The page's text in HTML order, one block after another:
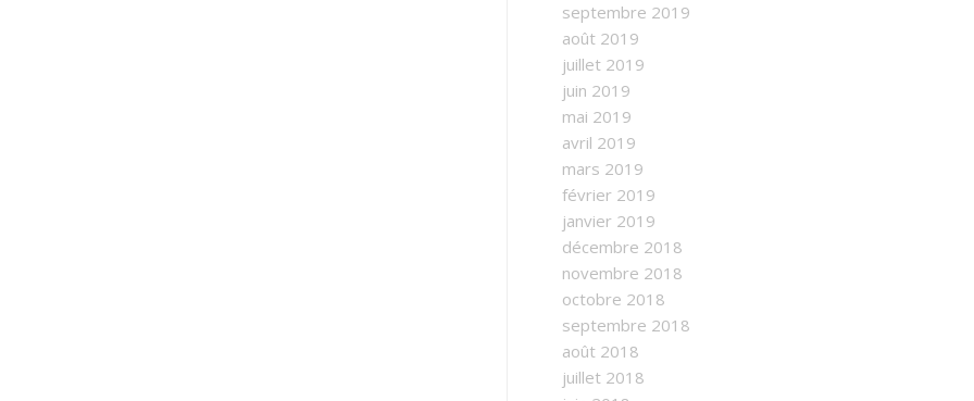
septembre 2019
août 2019
juillet 2019
juin 2019
mai 2019
avril 2019
mars 2019
février 2019
janvier 2019
décembre 2018
novembre 2018
octobre 2018
septembre 2018
août 2018
juillet 2018